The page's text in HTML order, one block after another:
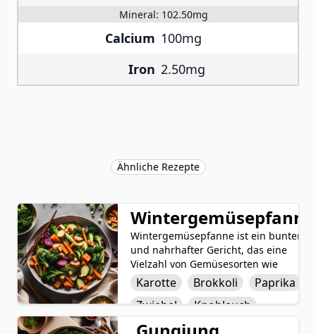
Mineral: 102.50mg
Calcium 100mg
Iron 2.50mg
Ähnliche Rezepte
Wintergemüsepfanne
Wintergemüsepfanne ist ein bunter
und nahrhafter Gericht, das eine
Vielzahl von Gemüsesorten wie
Karotten, Brokkoli, Paprika, Zwiebeln,
Knoblauch und Ingwer kombiniert.
Diese Zutaten werden in einer
aromatischen Soße aus Sojasoße
Karotte Brokkoli
Paprika
Zwiebel
Knoblauch
Ingwer
Sojasoße